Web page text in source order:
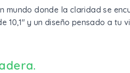
mundo donde la claridad se
10,1" y un diseño pensado a tu